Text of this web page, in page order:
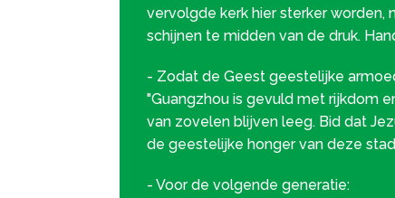
vervolgde kerk hier sterker worden,
schijnen te midden van de druk.
- Zodat de Geest geestelijke
"Guangzhou is gevuld met rijkdom
van zovelen blijven leeg. Bid dat
de geestelijke honger van deze stad
- Voor de volgende generatie: